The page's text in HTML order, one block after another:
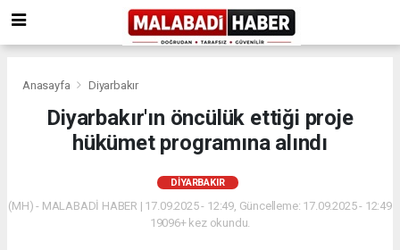
Anasayfa Diyarbakır
Diyarbakır'ın öncülük ettiği proje
hükümet programına alındı
DIYARBAKIR
(MH) - MALABADİ HABER | 17.09.2025 - 12:49, Güncelleme: 17.09.2025 - 12:49
19096+ kez okundu.